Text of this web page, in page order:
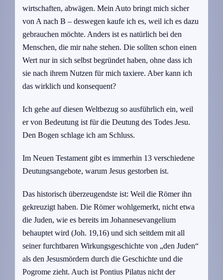
wirtschaften, abwägen. Mein Auto bringt mich sicher
von A nach B – deswegen kaufe ich es, weil ich es dazu
gebrauchen möchte. Anders ist es natürlich bei den
Menschen, die mir nahe stehen. Die sollten schon einen
Wert nur in sich selbst begründet haben, ohne dass ich
sie nach ihrem Nutzen für mich taxiere. Aber kann ich
das wirklich und konsequent?
Ich gehe auf diesen Weltbezug so ausführlich ein, weil
er von Bedeutung ist für die Deutung des Todes Jesu.
Den Bogen schlage ich am Schluss.
Im Neuen Testament gibt es immerhin 13 verschiedene
Deutungsangebote, warum Jesus gestorben ist.
Das historisch überzeugendste ist: Weil die Römer ihn
gekreuzigt haben. Die Römer wohlgemerkt, nicht etwa
die Juden, wie es bereits im Johannesevangelium
behauptet wird (Joh. 19,16) und sich seitdem mit all
seiner furchtbaren Wirkungsgeschichte von „den Juden“
als den Jesusmördern durch die Geschichte und die
Pogrome zieht. Auch ist Pontius Pilatus nicht der